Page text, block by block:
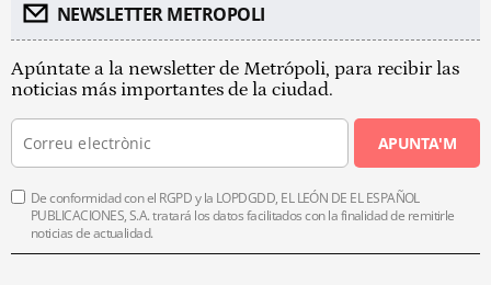
NEWSLETTER METROPOLI
Apúntate a la newsletter de Metrópoli, para recibir las
noticias más importantes de la ciudad.
APUNTA'M
De conformidad con el RGPD y la LOPDGDD, EL LEÓN DE EL ESPAÑOL
PUBLICACIONES, S.A. tratará los datos facilitados con la finalidad de remitirle
noticias de actualidad.